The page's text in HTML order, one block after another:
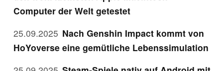
Computer der Welt getestet
25.09.2025 Nach Genshin Impact kommt von
HoYoverse eine gemütliche Lebenssimulation